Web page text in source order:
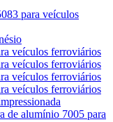
para veículos
veículos ferroviários
veículos ferroviários
veículos ferroviários
veículos ferroviários
de alumínio 7005 para